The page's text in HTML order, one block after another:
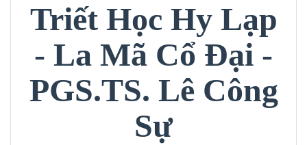
Triết Học Hy Lạp
- La Mã Cổ Đại -
PGS.TS. Lê Công
Sự